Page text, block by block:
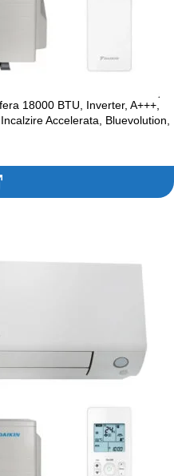
18000 BTU, Inverter, A+++,
Accelerata, Bluevolution,